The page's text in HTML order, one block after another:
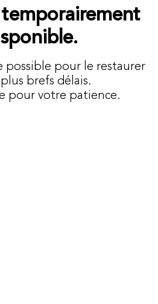
brefs délais.
pour votre patience.